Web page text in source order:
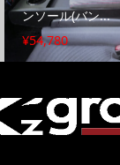
ンソール(バン...
¥54,780